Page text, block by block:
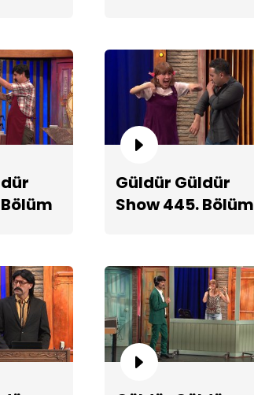
Komşum Kim?
Güldür Güldür
Show 445. Bölüm